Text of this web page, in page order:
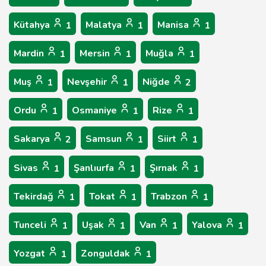
Kütahya 1 Malatya 1 Manisa 1
Mardin 1 Mersin 1 Muğla 1
Muş 1 Nevşehir 1 Niğde 2
Ordu 1 Osmaniye 1 Rize 1
Sakarya 2 Samsun 1 Siirt 1
Sivas 1 Şanlıurfa 1 Şırnak 1
Tekirdağ 1 Tokat 1 Trabzon 1
Tunceli 1 Uşak 1 Van 1 Yalova 1
Yozgat 1 Zonguldak 1